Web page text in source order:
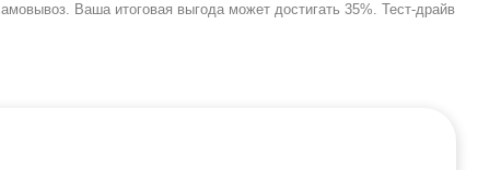
Ваша итоговая выгода может достигать 35%. Тест-драйв